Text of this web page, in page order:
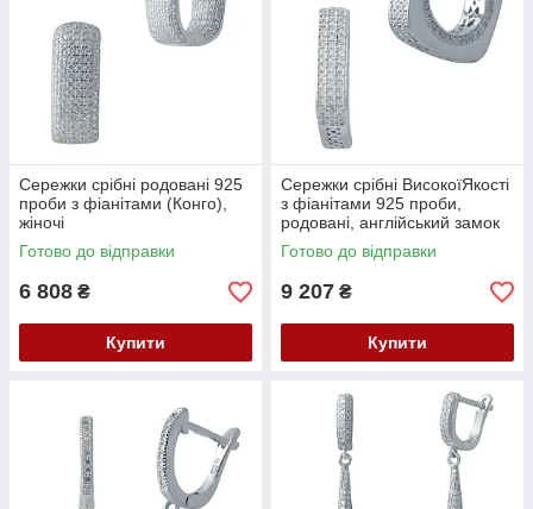
Сережки срібні родовані 925
проби з фіанітами (Конго),
жіночі
Готово до відправки
6 808 ₴
Купити
Сережки срібні ВисокоїЯкості
з фіанітами 925 проби,
родовані, англійський замок
Готово до відправки
9 207 ₴
Купити